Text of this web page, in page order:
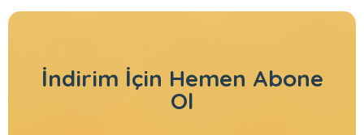
İndirim İçin Hemen Abone
Ol